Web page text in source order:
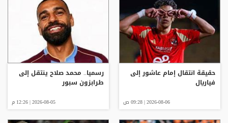
حقيقة انتقال إمام عاشور إلى
فياريال
2026-08-06 | 09:28 ص
رسميا.. محمد صلاح ينتقل إلى
طرابزون سبور
2026-08-05 | 12:26 م